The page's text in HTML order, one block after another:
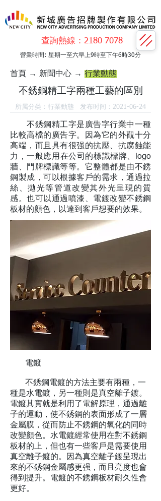
查詢熱線：2180 7078​​
營業時間: 星期一至六早上9時至下午6時30分
首頁 → 新聞中心 → 行業動態
不銹鋼精工字兩種工藝的區別
所属分类：行業動態 发布时间：2021-06-24
不銹鋼精工字是廣告字行業中一種
比較高檔的廣告字。因為它的外觀十分
高端，而且具有很强的抗壓、抗腐蝕能
力，一般應用在公司的標識標牌、logo
牆、門牌標識等等。它整體都是由不銹
鋼製成，可以根據客戶的需求，通過拉
絲、拋光等管道改變其外光呈現的質
感。也可以通過噴漆、電鍍改變不銹鋼
板材的顏色，以達到客戶想要的效果。
電鍍
不銹鋼電鍍的方法主要有兩種，一
種是水電鍍，另一種則是真空離子鍍。
電鍍其實就是利用了電解原理，通過離
子的運動，使不銹鋼的表面形成了一層
金屬膜，從而防止不銹鋼的氧化的同時
改變顏色。水電鍍經常使用在對不銹鋼
板材的上，但也有一些客戶是需要使用
真空離子鍍的。因為真空離子鍍呈現出
來的不銹鋼金屬感更强，而且亮度也會
得到提升。電鍍的不銹鋼板材耐久性會
更好。